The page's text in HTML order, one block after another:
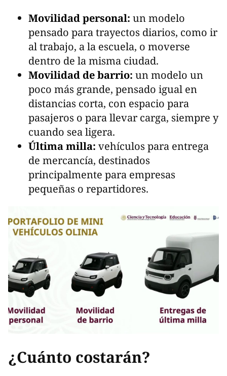
Movilidad personal: un modelo
pensado para trayectos diarios, como ir
al trabajo, a la escuela, o moverse
dentro de la misma ciudad.
Movilidad de barrio: un modelo un
poco más grande, pensado igual en
distancias corta, con espacio para
pasajeros o para llevar carga, siempre y
cuando sea ligera.
Última milla: vehículos para entrega
de mercancía, destinados
principalmente para empresas
pequeñas o repartidores.
¿Cuánto costarán?